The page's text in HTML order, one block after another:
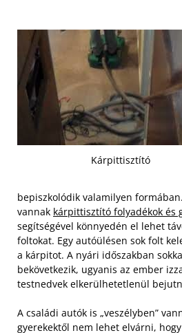
Kárpittisztító
bepiszkolódik valamilyen
vannak kárpittisztító folyadékok és
segítségével könnyedén el lehet
foltokat. Egy autóülésen sok folt
a kárpitot. A nyári időszakban
bekövetkezik, ugyanis az ember
testnedvek elkerülhetetlenül
A családi autók is „veszélyben”
gyerekektől nem lehet elvárni,